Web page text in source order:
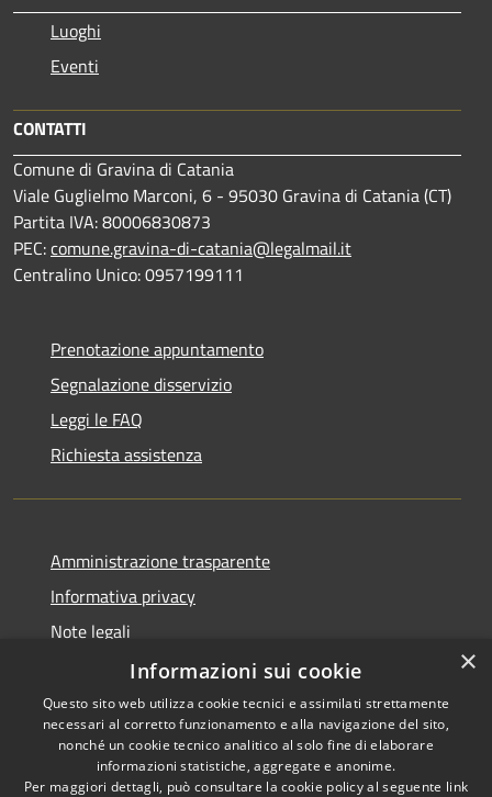
Luoghi
Eventi
CONTATTI
Comune di Gravina di Catania
Viale Guglielmo Marconi, 6 - 95030 Gravina di Catania (CT)
Partita IVA: 80006830873
PEC:comune.gravina-di-catania@legalmail.it
Centralino Unico: 0957199111
Prenotazione appuntamento
Segnalazione disservizio
Leggi le FAQ
Richiesta assistenza
Amministrazione trasparente
Informativa privacy
Note legali
Dichiarazione di accessibilità
RSS
Copyright © 2026 • Comune di
×
Informazioni sui cookie
Questo sito web utilizza cookie tecnici e assimilati strettamente
necessari al corretto funzionamento e alla navigazione del sito,
nonché un cookie tecnico analitico al solo fine di elaborare
informazioni statistiche, aggregate e anonime.
Per maggiori dettagli, può consultare la cookie policy al seguente link